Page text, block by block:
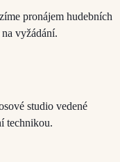
pronájem hudebních
vyžádání.
studio vedené
technikou.